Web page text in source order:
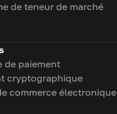
de teneur de marché
de paiement
cryptographique
commerce électronique